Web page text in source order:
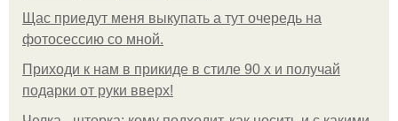
Щас приедут меня выкупать а тут очередь на
фотосессию со мной.
Приходи к нам в прикиде в стиле 90 х и получай
подарки от руки вверх!